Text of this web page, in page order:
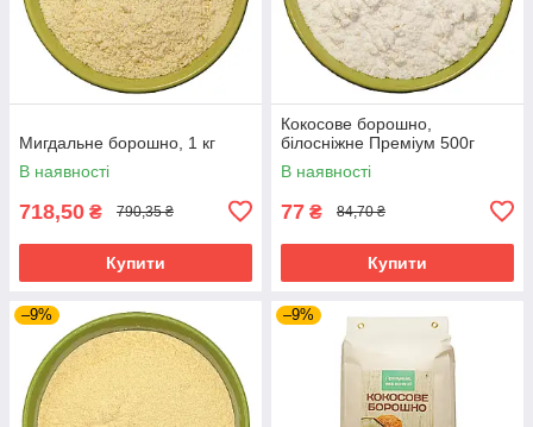
Мигдальне борошно, 1 кг
В наявності
718,50 ₴ 790,35 ₴
Купити
Кокосове борошно,
білосніжне Преміум 500г
В наявності
77 ₴ 84,70 ₴
Купити
–9% –9%